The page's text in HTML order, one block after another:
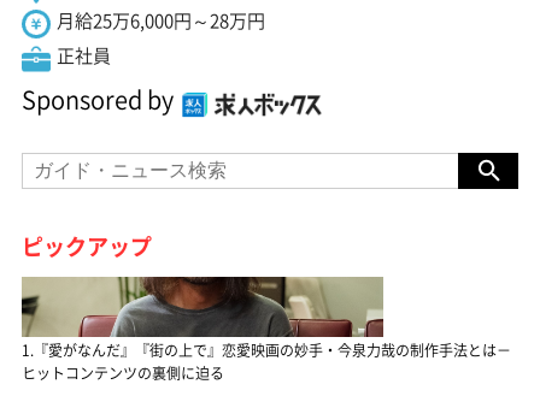
月給25万6,000円～28万円
正社員
Sponsored by
ピックアップ
1.『愛がなんだ』『街の上で』恋愛映画の妙手・今泉力哉の制作手法とは－
ヒットコンテンツの裏側に迫る